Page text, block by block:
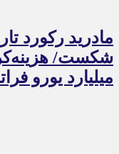
مادرید رکورد
میلیارد یورو